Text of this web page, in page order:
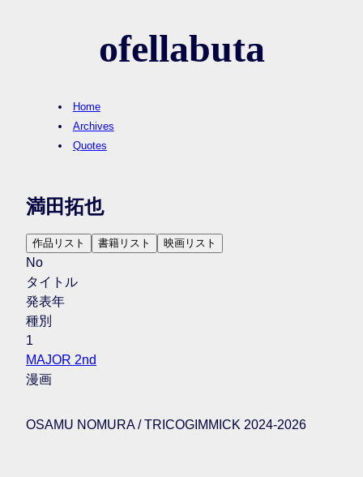
ofellabuta
Home
Archives
Quotes
満田拓也
作品リスト 書籍リスト 映画リスト
No
タイトル
発表年
種別
1
MAJOR 2nd
漫画
OSAMU NOMURA / TRICOGIMMICK 2024-2026